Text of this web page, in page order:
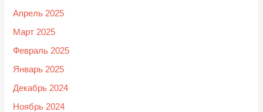
Апрель 2025
Март 2025
Февраль 2025
Январь 2025
Декабрь 2024
Ноябрь 2024